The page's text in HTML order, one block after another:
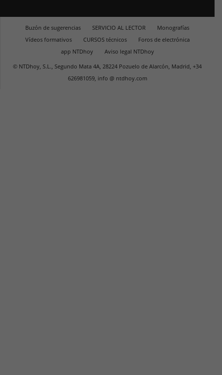
Buzón de sugerencias SERVICIO AL LECTOR
Monografías
Vídeos formativos
CURSOS técnicos
Foros de electrónica
app NTDhoy
Aviso legal NTDhoy
© NTDhoy, S.L., Segundo Mata 4A, 28224 Pozuelo de Alarcón, Madrid, +34
626981059, info @ ntdhoy.com